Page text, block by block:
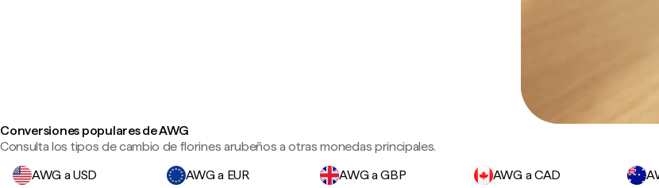
Conversiones populares de AWG
Consulta los tipos de cambio de florines arubeños a otras monedas principales.
AWG a USD
AWG a EUR AWG a GBP AWG a CAD